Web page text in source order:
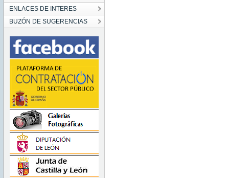
ENLACES DE INTERES
BUZÓN DE SUGERENCIAS